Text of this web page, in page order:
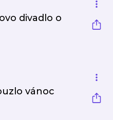
divadlo o
vánoc